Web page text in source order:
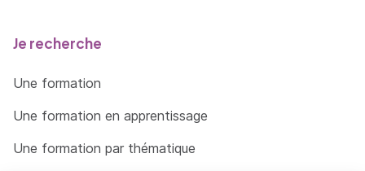
Je recherche
Une formation
Une formation en apprentissage
Une formation par thématique